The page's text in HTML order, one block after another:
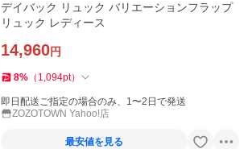
デイバック リュック バリエーションフラップ
リュック レディース
14,960円
8% （ 1,094pt）
即日配送ご指定の場合のみ、1〜2日で発送
ZOZOTOWN Yahoo!店
最安値を見る